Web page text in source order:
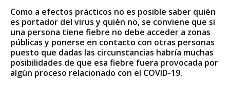
Como a efectos prácticos no es posible saber quién
es portador del virus y quién no, se conviene que si
una persona tiene fiebre no debe acceder a zonas
públicas y ponerse en contacto con otras personas
puesto que dadas las circunstancias habría muchas
posibilidades de que esa fiebre fuera provocada por
algún proceso relacionado con el COVID-19.